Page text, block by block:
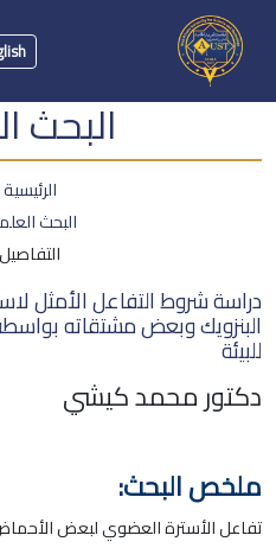
البحث
الرئيسية
البحث
التفاصيل
دراسة شروط التفاعل الأمثل
البنزويك وبعض مشتقاته
للبيئة
دكتور محمد كيشي
ملخص البحث:
تفاعل الأسترة العضوي لبعض